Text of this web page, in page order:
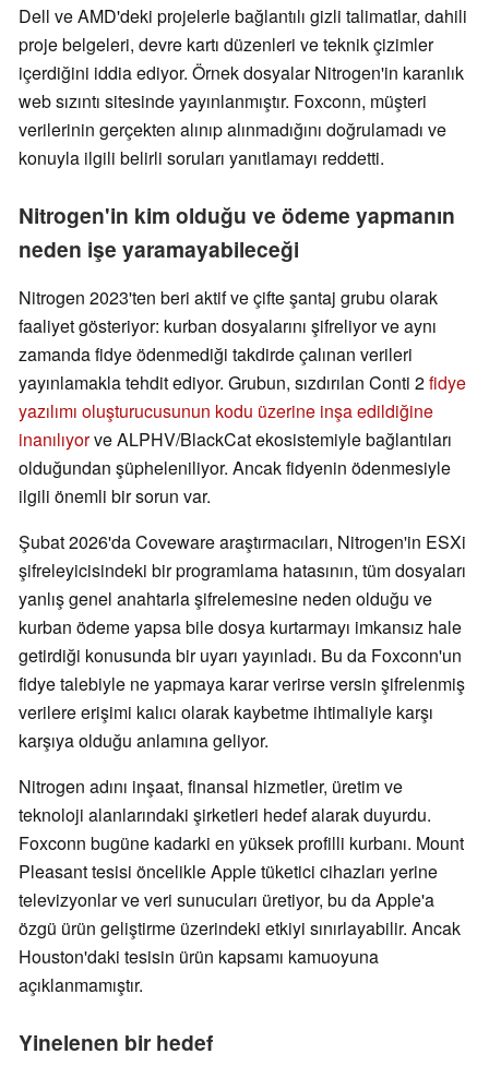
Dell ve AMD'deki projelerle bağlantılı gizli talimatlar, dahili
proje belgeleri, devre kartı düzenleri ve teknik çizimler
içerdiğini iddia ediyor. Örnek dosyalar Nitrogen'in karanlık
web sızıntı sitesinde yayınlanmıştır. Foxconn, müşteri
verilerinin gerçekten alınıp alınmadığını doğrulamadı ve
konuyla ilgili belirli soruları yanıtlamayı reddetti.
Nitrogen'in kim olduğu ve ödeme yapmanın
neden işe yaramayabileceği
Nitrogen 2023'ten beri aktif ve çifte şantaj grubu olarak
faaliyet gösteriyor: kurban dosyalarını şifreliyor ve aynı
zamanda fidye ödenmediği takdirde çalınan verileri
yayınlamakla tehdit ediyor. Grubun, sızdırılan Conti 2fidye
yazılımı oluşturucusunun kodu üzerine inşa edildiğine
inanılıyorve ALPHV/BlackCat ekosistemiyle bağlantıları
olduğundan şüpheleniliyor. Ancak fidyenin ödenmesiyle
ilgili önemli bir sorun var.
Şubat 2026'da Coveware araştırmacıları, Nitrogen'in ESXi
şifreleyicisindeki bir programlama hatasının, tüm dosyaları
yanlış genel anahtarla şifrelemesine neden olduğu ve
kurban ödeme yapsa bile dosya kurtarmayı imkansız hale
getirdiği konusunda bir uyarı yayınladı. Bu da Foxconn'un
fidye talebiyle ne yapmaya karar verirse versin şifrelenmiş
verilere erişimi kalıcı olarak kaybetme ihtimaliyle karşı
karşıya olduğu anlamına geliyor.
Nitrogen adını inşaat, finansal hizmetler, üretim ve
teknoloji alanlarındaki şirketleri hedef alarak duyurdu.
Foxconn bugüne kadarki en yüksek profilli kurbanı. Mount
Pleasant tesisi öncelikle Apple tüketici cihazları yerine
televizyonlar ve veri sunucuları üretiyor, bu da Apple'a
özgü ürün geliştirme üzerindeki etkiyi sınırlayabilir. Ancak
Houston'daki tesisin ürün kapsamı kamuoyuna
açıklanmamıştır.
Yinelenen bir hedef